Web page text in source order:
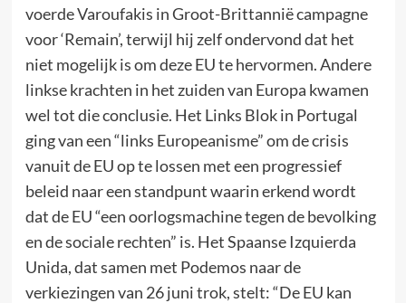
voerde Varoufakis in Groot-Brittannië campagne
voor ‘Remain’, terwijl hij zelf ondervond dat het
niet mogelijk is om deze EU te hervormen. Andere
linkse krachten in het zuiden van Europa kwamen
wel tot die conclusie. Het Links Blok in Portugal
ging van een “links Europeanisme” om de crisis
vanuit de EU op te lossen met een progressief
beleid naar een standpunt waarin erkend wordt
dat de EU “een oorlogsmachine tegen de bevolking
en de sociale rechten” is. Het Spaanse Izquierda
Unida, dat samen met Podemos naar de
verkiezingen van 26 juni trok, stelt: “De EU kan